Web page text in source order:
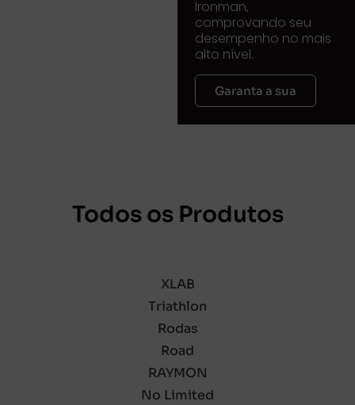
Ironman,
comprovando seu
desempenho no mais
alto nível.
Garanta a sua
Todos os Produtos
XLAB
Triathlon
Rodas
Road
RAYMON
No Limited